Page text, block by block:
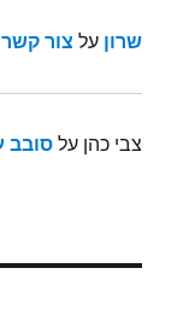
שרון על צור קשר
צבי כהן עלסובב